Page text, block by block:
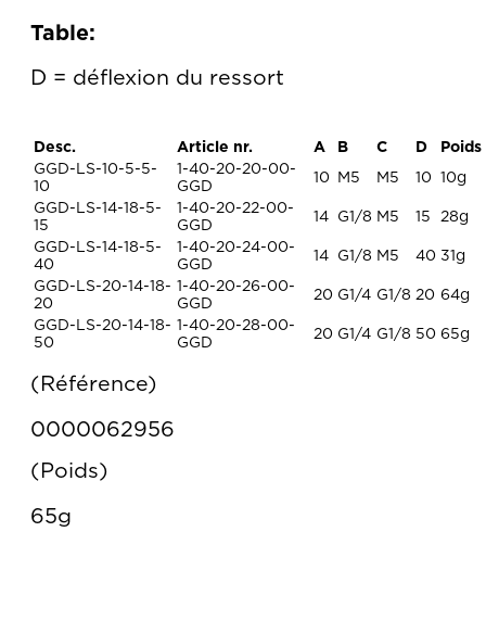
Table:
D = déflexion du ressort
Desc. Article nr. A B C D
Poids
GGD-LS-10-5-5-
10
1-40-20-20-00-
GGD
10 M5 M5 10
10g
GGD-LS-14-18-5-
15
1-40-20-22-00-
GGD
14 G1/8 M5 15
28g
GGD-LS-14-18-5-
40
1-40-20-24-00-
GGD
14 G1/8 M5 40 31g
GGD-LS-20-14-18-
20
1-40-20-26-00-
GGD
20 G1/4 G1/8 20 64g
GGD-LS-20-14-18-
50
1-40-20-28-00-
GGD
20 G1/4 G1/8 50 65g
Référence
0000062956
Poids
65g